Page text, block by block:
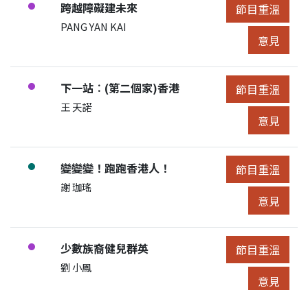
●
展開節目詳細
節目:
跨越障礙建未來
申請人/團體:
PANG YAN KAI
節目重溫
節目重溫
節目意見
意見
●
展開節目詳細
節目:
下一站︰(第二個家)香港
申請人/團體:
王 天諾
節目重溫
節目重溫
節目意見
意見
●
展開節目詳細
節目:
變變變！跑跑香港人！
申請人/團體:
謝 珈瑤
節目重溫
節目重溫
節目意見
意見
●
展開節目詳細
節目:
少數族裔健兒群英
申請人/團體:
劉 小鳳
節目重溫
節目重溫
節目意見
意見